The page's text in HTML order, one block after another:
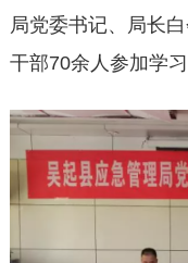
局党委书记、局长
干部70余人参加学习